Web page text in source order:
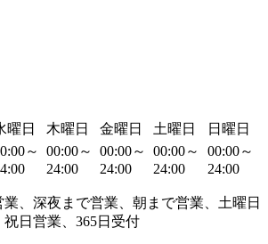
曜日 木曜日 金曜日 土曜日
日曜日
～
00:00～
24:00
00:00～
24:00
00:00～
24:00
00:00～
24:00
、深夜まで営業、朝まで営業、土曜日
日営業、365日受付